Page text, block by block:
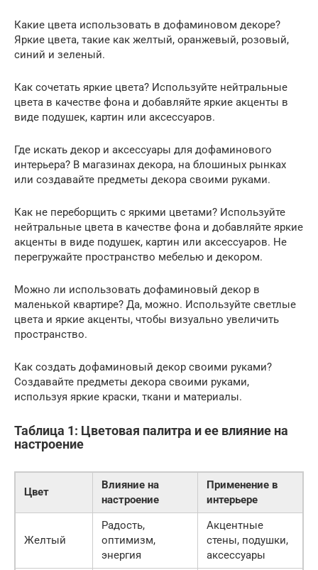
Какие цвета использовать в дофаминовом декоре?
Яркие цвета, такие как желтый, оранжевый, розовый,
синий и зеленый.
Как сочетать яркие цвета? Используйте нейтральные
цвета в качестве фона и добавляйте яркие акценты в
виде подушек, картин или аксессуаров.
Где искать декор и аксессуары для дофаминового
интерьера? В магазинах декора, на блошиных рынках
или создавайте предметы декора своими руками.
Как не переборщить с яркими цветами? Используйте
нейтральные цвета в качестве фона и добавляйте яркие
акценты в виде подушек, картин или аксессуаров. Не
перегружайте пространство мебелью и декором.
Можно ли использовать дофаминовый декор в
маленькой квартире? Да, можно. Используйте светлые
цвета и яркие акценты, чтобы визуально увеличить
пространство.
Как создать дофаминовый декор своими руками?
Создавайте предметы декора своими руками,
используя яркие краски, ткани и материалы.
Таблица 1: Цветовая палитра и ее влияние на
настроение
Цвет
Влияние на
настроение
Применение в
интерьере
Желтый
Радость,
оптимизм,
энергия
Акцентные
стены, подушки,
аксессуары